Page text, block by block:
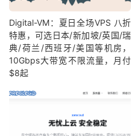
Digital-VM：夏日全场VPS 八折
特惠，可选日本/新加坡/英国/瑞
典/荷兰/西班牙/美国等机房，
10Gbps大带宽不限流量，月付
$8起